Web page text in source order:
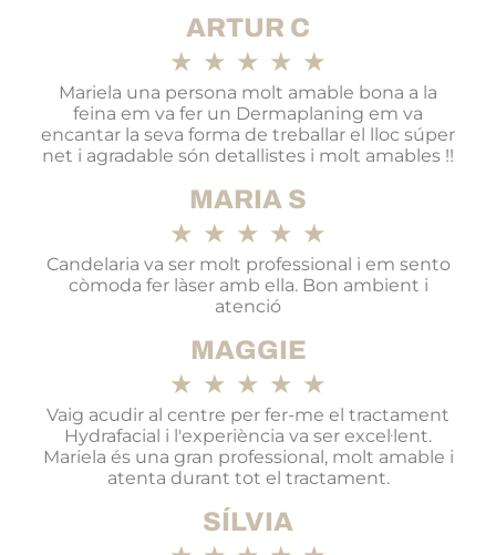
ARTUR C
★ ★ ★ ★ ★
Mariela una persona molt amable bona a la
feina em va fer un Dermaplaning em va
encantar la seva forma de treballar el lloc súper
net i agradable són detallistes i molt amables !!
MARIA S
★ ★ ★ ★ ★
Candelaria va ser molt professional i em sento
còmoda fer làser amb ella. Bon ambient i
atenció
MAGGIE
★ ★ ★ ★ ★
Vaig acudir al centre per fer-me el tractament
Hydrafacial i l'experiència va ser excel·lent.
Mariela és una gran professional, molt amable i
atenta durant tot el tractament.
SÍLVIA